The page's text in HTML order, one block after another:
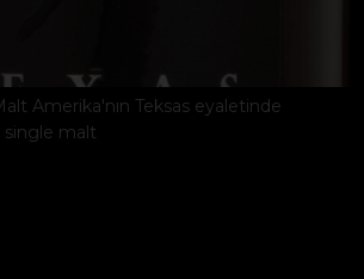
Amerika'nın Teksas eyaletinde
single malt